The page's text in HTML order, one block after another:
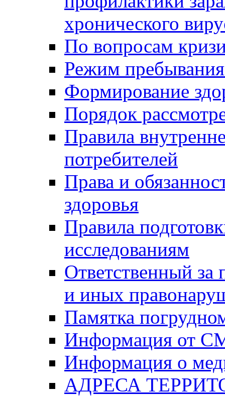
хронического
По вопросам
Режим
Формирование
Порядок
Правила
потребителей
Права и
здоровья
Правила
исследованиям
Ответственный
и иных
Памятка
Информация от
Информация о
АДРЕСА